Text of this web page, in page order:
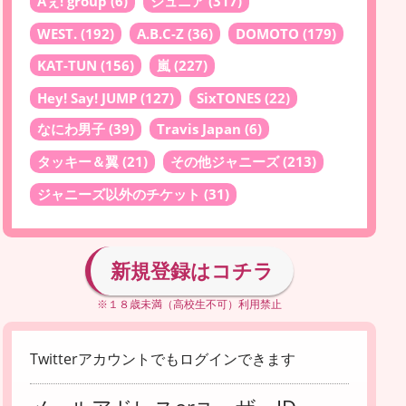
WEST. (192) A.B.C-Z (36) DOMOTO (179)
KAT-TUN (156) 嵐 (227)
Hey! Say! JUMP (127) SixTONES (22)
なにわ男子 (39) Travis Japan (6)
タッキー＆翼 (21) その他ジャニーズ(213)
ジャニーズ以外のチケット (31)
新規登録はコチラ
※１８歳未満（高校生不可）利用禁止
Twitterアカウントでもログインできます